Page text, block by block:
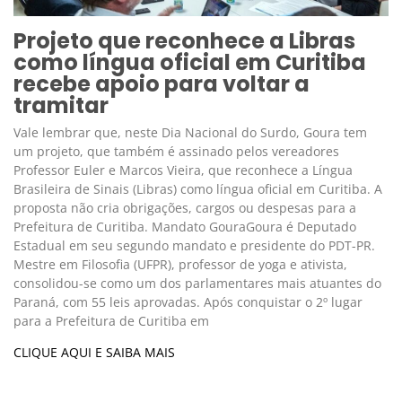
Projeto que reconhece a Libras
como língua oficial em Curitiba
recebe apoio para voltar a
tramitar
Vale lembrar que, neste Dia Nacional do Surdo, Goura tem
um projeto, que também é assinado pelos vereadores
Professor Euler e Marcos Vieira, que reconhece a Língua
Brasileira de Sinais (Libras) como língua oficial em Curitiba. A
proposta não cria obrigações, cargos ou despesas para a
Prefeitura de Curitiba. Mandato GouraGoura é Deputado
Estadual em seu segundo mandato e presidente do PDT-PR.
Mestre em Filosofia (UFPR), professor de yoga e ativista,
consolidou-se como um dos parlamentares mais atuantes do
Paraná, com 55 leis aprovadas. Após conquistar o 2º lugar
para a Prefeitura de Curitiba em
CLIQUE AQUI E SAIBA MAIS